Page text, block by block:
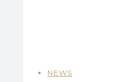
NEWS